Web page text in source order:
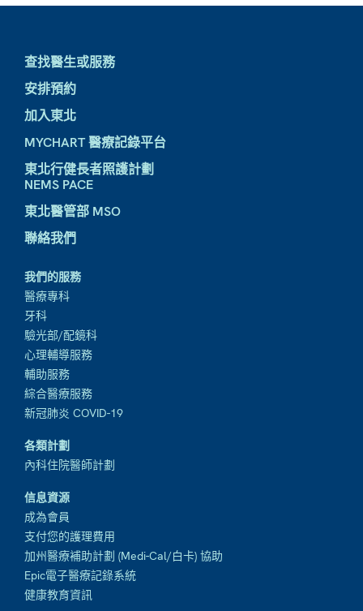
查找醫生或服務
安排預約
加入東北
MYCHART 醫療記錄平台
東北行健長者照護計劃
NEMS PACE
東北醫管部 MSO
聯絡我們
我們的服務
醫療專科
牙科
驗光部/配鏡科
心理輔導服務
輔助服務
綜合醫療服務
新冠肺炎 COVID-19
各類計劃
內科住院醫師計劃
信息資源
成為會員
支付您的護理費用
加州醫療補助計劃 (Medi-Cal/白卡) 協助
Epic電子醫療記錄系統
健康教育資訊